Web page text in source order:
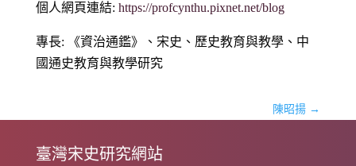
個人網頁連結: https://profcynthu.pixnet.net/blog
專長: 《資治通鑑》、宋史、歷史教育與教學、中
國通史教育與教學研究
陳昭揚 →
臺灣宋史研究網站